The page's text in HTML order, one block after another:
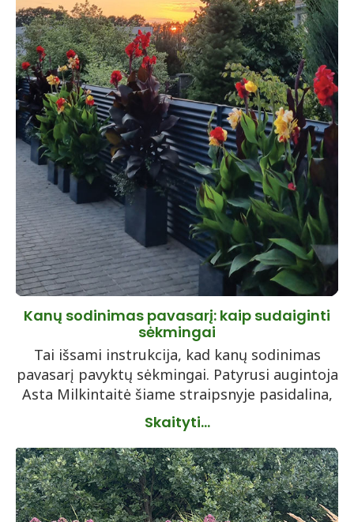
Kanų sodinimas pavasarį: kaip sudaiginti
sėkmingai
Tai išsami instrukcija, kad kanų sodinimas
pavasarį pavyktų sėkmingai. Patyrusi augintoja
Asta Milkintaitė šiame straipsnyje pasidalina,
Skaityti...